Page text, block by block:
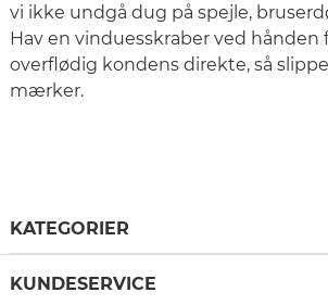
vi ikke undgå dug på spejle,
Hav en vinduesskraber ved hånden
overflødig kondens direkte, så
mærker.
KATEGORIER
KUNDESERVICE